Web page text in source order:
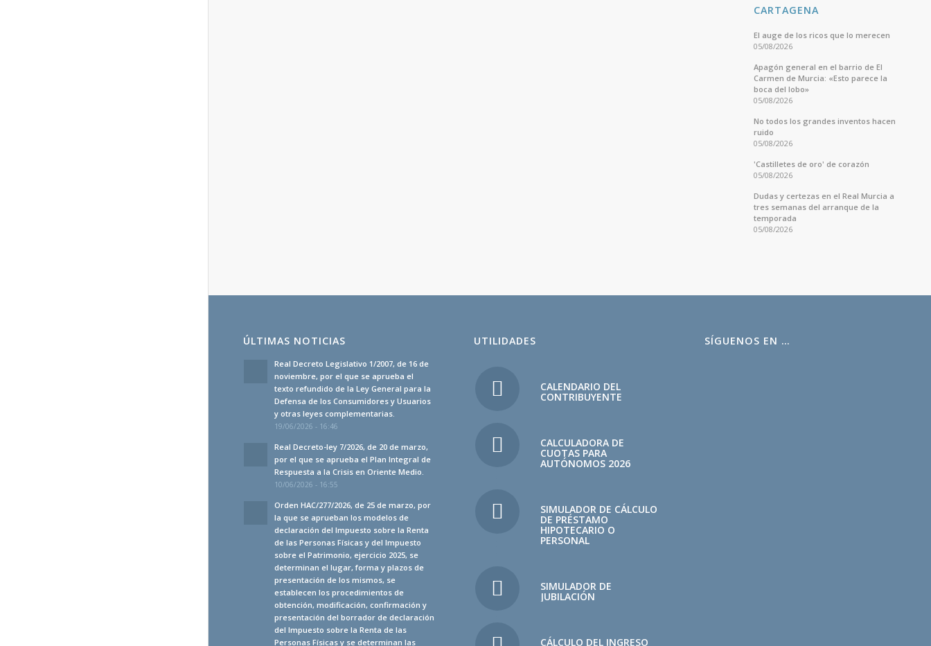
CARTAGENA
El auge de los ricos que lo merecen
05/08/2026
Apagón general en el barrio de El
Carmen de Murcia: «Esto parece la
boca del lobo»
05/08/2026
No todos los grandes inventos hacen
ruido
05/08/2026
'Castilletes de oro' de corazón
05/08/2026
Dudas y certezas en el Real Murcia a
tres semanas del arranque de la
temporada
05/08/2026
ÚLTIMAS NOTICIAS
Real Decreto Legislativo 1/2007, de 16 de
noviembre, por el que se aprueba el
texto refundido de la Ley General para la
Defensa de los Consumidores y Usuarios
y otras leyes complementarias.
19/06/2026 - 16:46
Real Decreto-ley 7/2026, de 20 de marzo,
por el que se aprueba el Plan Integral de
Respuesta a la Crisis en Oriente Medio.
10/06/2026 - 16:55
Orden HAC/277/2026, de 25 de marzo, por
la que se aprueban los modelos de
declaración del Impuesto sobre la Renta
de las Personas Físicas y del Impuesto
sobre el Patrimonio, ejercicio 2025, se
determinan el lugar, forma y plazos de
presentación de los mismos, se
establecen los procedimientos de
obtención, modificación, confirmación y
presentación del borrador de declaración
del Impuesto sobre la Renta de las
Personas Físicas y se determinan las
UTILIDADES
CALENDARIO DEL
CONTRIBUYENTE
CALCULADORA DE
CUOTAS PARA
AUTÓNOMOS 2026
SIMULADOR DE CÁLCULO
DE PRÉSTAMO
HIPOTECARIO O
PERSONAL
SIMULADOR DE
JUBILACIÓN
CÁLCULO DEL INGRESO
SÍGUENOS EN …